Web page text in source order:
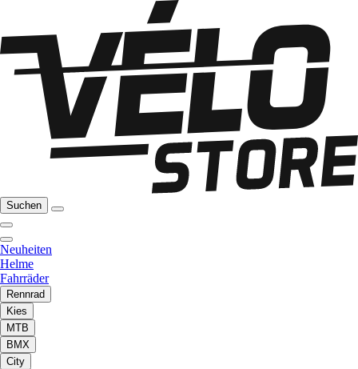
Suchen
Neuheiten
Helme
Fahrräder
Rennrad
Kies
MTB
BMX
City